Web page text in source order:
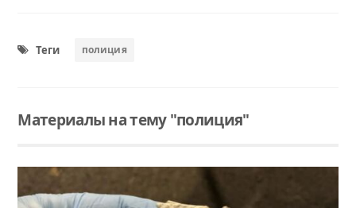
Теги полиция
Материалы на тему "полиция"